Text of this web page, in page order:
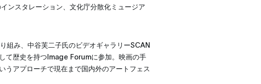
ンスタレーション、文化庁分散化ミュージア
組み、中谷芙二子氏のビデオギャラリーSCAN
て歴史を持つImage Forumに参加。映画の手
うアプローチで現在まで国内外のアートフェス